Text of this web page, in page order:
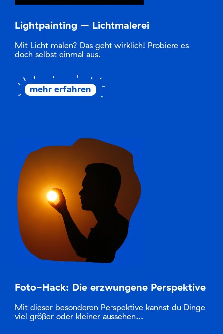
Lightpainting – Lichtmalerei
Mit Licht malen? Das geht wirklich! Probiere es
doch selbst einmal aus.
mehr erfahren
Foto-Hack: Die erzwungene Perspektive
Mit dieser besonderen Perspektive kannst du Dinge
viel größer oder kleiner aussehen…